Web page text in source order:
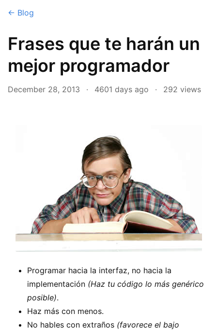
← Blog
Frases que te harán un
mejor programador
December 28, 2013 · 4601 days ago · 292 views
Programar hacia la interfaz, no hacia la
implementación (Haz tu código lo más genérico
posible).
Haz más con menos.
No hables con extraños (favorece el bajo